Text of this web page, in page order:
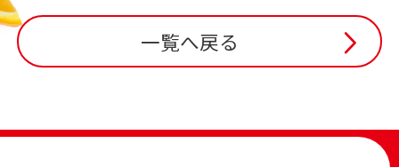
一覧へ戻る